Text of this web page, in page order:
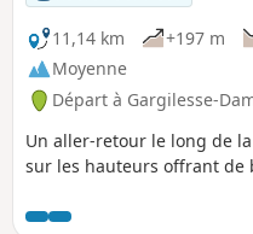
11,14 km
+197 m
Moyenne
Départ à Gargilesse-
Un aller-retour le long de
sur les hauteurs offrant de